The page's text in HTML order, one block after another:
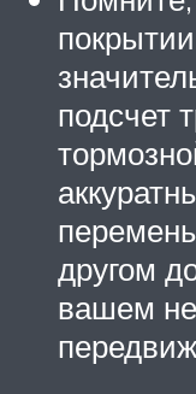
подсчет
другом
вашем